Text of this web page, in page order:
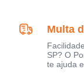
Multa
SP? O
te ajuda